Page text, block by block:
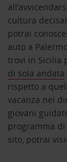
cultura
potrai
auto a
trovi in Sicilia
di sola andata
rispetto a
vacanza nei
giovani
programma
sito, potrai